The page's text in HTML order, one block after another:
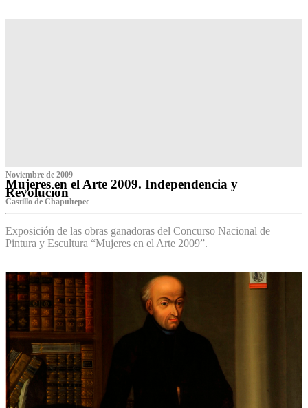
Noviembre de 2009
Mujeres en el Arte 2009. Independencia y
Revolución
Castillo de Chapultepec
Exposición de las obras ganadoras del Concurso Nacional de
Pintura y Escultura “Mujeres en el Arte 2009”.